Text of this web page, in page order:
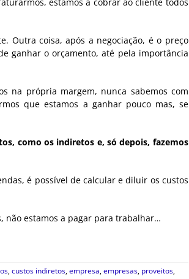
Outra coisa, após a negociação, é o preço
ganhar o orçamento, até pela importância
na própria margem, nunca sabemos com
que estamos a ganhar pouco mas, se
como os indiretos e, só depois, fazemos
é possível de calcular e diluir os custos
não estamos a pagar para trabalhar…
,custos indiretos,empresa,empresas, proveitos,